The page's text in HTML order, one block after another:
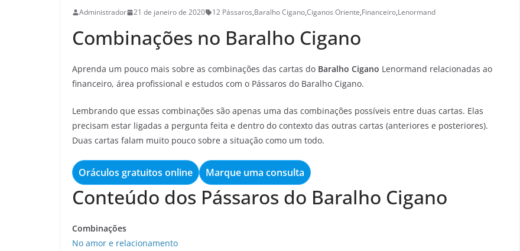
Administrador 21 de janeiro de 2020 12 Pássaros,Baralho Cigano,Ciganos Oriente,Financeiro,Lenormand
Combinações no Baralho Cigano
Aprenda um pouco mais sobre as combinações das cartas do Baralho Cigano Lenormand relacionadas ao
financeiro, área profissional e estudos com o Pássaros do Baralho Cigano.
Lembrando que essas combinações são apenas uma das combinações possíveis entre duas cartas. Elas
precisam estar ligadas a pergunta feita e dentro do contexto das outras cartas (anteriores e posteriores).
Duas cartas falam muito pouco sobre a situação como um todo.
Oráculos gratuitos online Marque uma consulta
Conteúdo dos Pássaros do Baralho Cigano
Combinações
No amor e relacionamento